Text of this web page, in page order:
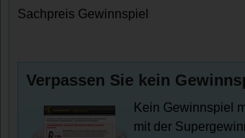
Sachpreis Gewinnspiel
Verpassen Sie kein
Kein Gewinnspiel
mit der